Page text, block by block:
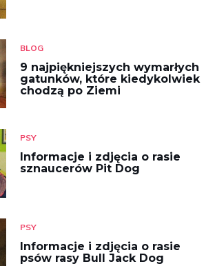
BLOG
9 najpiękniejszych wymarłych
gatunków, które kiedykolwiek
chodzą po Ziemi
PSY
Informacje i zdjęcia o rasie
sznaucerów Pit Dog
PSY
Informacje i zdjęcia o rasie
psów rasy Bull Jack Dog